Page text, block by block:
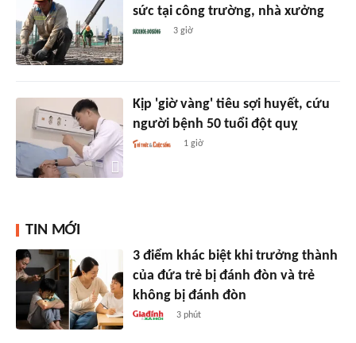
sức tại công trường, nhà xưởng
3 giờ
Kịp 'giờ vàng' tiêu sợi huyết, cứu
người bệnh 50 tuổi đột quỵ
1 giờ
TIN MỚI
3 điểm khác biệt khi trưởng thành
của đứa trẻ bị đánh đòn và trẻ
không bị đánh đòn
3 phút